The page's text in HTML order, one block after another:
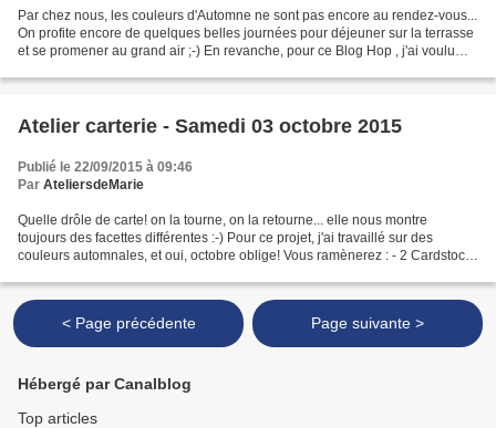
Par chez nous, les couleurs d'Automne ne sont pas encore au rendez-vous...
On profite encore de quelques belles journées pour déjeuner sur la terrasse
et se promener au grand air ;-) En revanche, pour ce Blog Hop , j'ai voulu
Atelier carterie - Samedi 03 octobre 2015
Publié le 22/09/2015 à 09:46
Par AteliersdeMarie
Quelle drôle de carte! on la tourne, on la retourne... elle nous montre
toujours des facettes différentes :-) Pour ce projet, j'ai travaillé sur des
couleurs automnales, et oui, octobre oblige! Vous ramènerez : - 2 Cardstock
< Page précédente Page suivante >
Hébergé par Canalblog
Top articles